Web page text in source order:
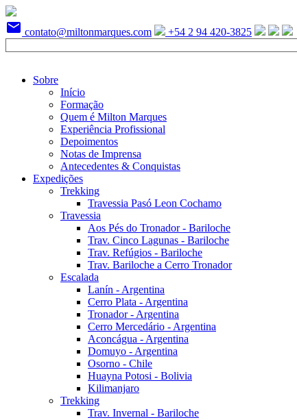
mail contato@miltonmarques.com +54 2 94 420-3825
Sobre
Início
Formação
Quem é Milton Marques
Experiência Profissional
Depoimentos
Notas de Imprensa
Antecedentes & Conquistas
Expedições
Trekking
Travessia Pasó Leon Cochamo
Travessia
Aos Pés do Tronador - Bariloche
Trav. Cinco Lagunas - Bariloche
Trav. Refúgios - Bariloche
Trav. Bariloche a Cerro Tronador
Escalada
Lanín - Argentina
Cerro Plata - Argentina
Tronador - Argentina
Cerro Mercedário - Argentina
Aconcágua - Argentina
Domuyo - Argentina
Osorno - Chile
Huayna Potosi - Bolivia
Kilimanjaro
Trekking
Trav. Invernal - Bariloche